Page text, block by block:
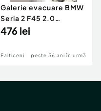
Galerie evacuare BMW
Seria 2 F45 2.0
Motorina 2016
476 lei
Falticeni peste 56 ani în urmă